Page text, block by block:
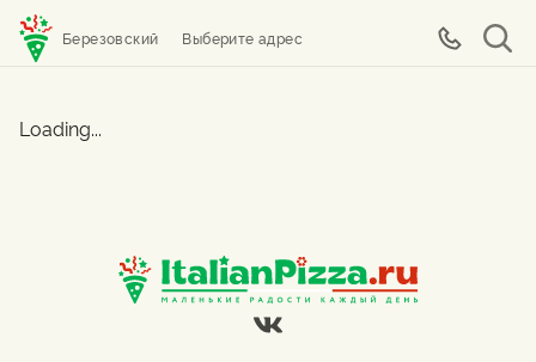
Березовский Выберите адрес
Loading...